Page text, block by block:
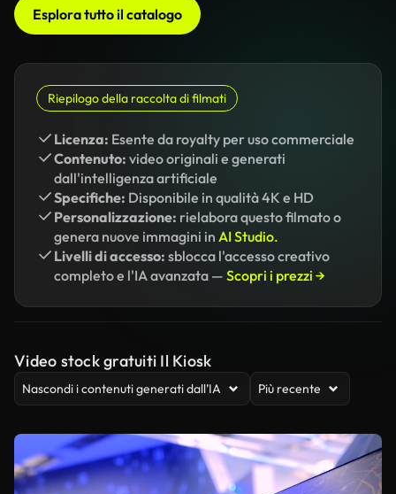
Esplora tutto il catalogo
Riepilogo della raccolta di filmati
Licenza: Esente da royalty per uso commerciale
Contenuto: video originali e generati
dall'intelligenza artificiale
Specifiche: Disponibile in qualità 4K e HD
Personalizzazione: rielabora questo filmato o
genera nuove immagini in AI Studio.
Livelli di accesso: sblocca l'accesso creativo
completo e l'IA avanzata — Scopri i prezzi →
Video stock gratuiti Il Kiosk
Nascondi i contenuti generati dall’IA Più recente